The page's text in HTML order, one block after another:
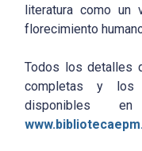
literatura como un
florecimiento
Todos los detalles
completas y los
disponibles